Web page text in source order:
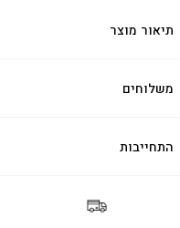
תיאור מוצר
משלוחים
התחייבות